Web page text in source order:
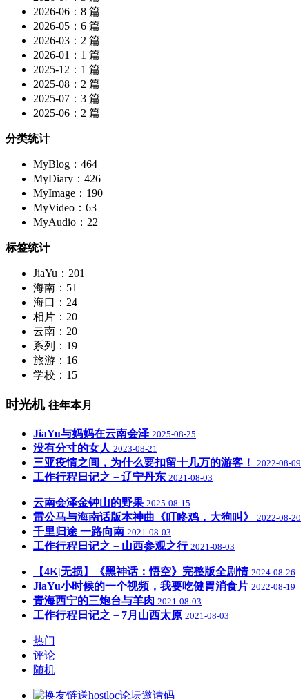
2026-06：8 篇
2026-05：6 篇
2026-03：2 篇
2026-01：1 篇
2025-12：1 篇
2025-08：2 篇
2025-07：3 篇
2025-06：2 篇
分类统计
MyBlog：464
MyDiary：426
MyImage：190
MyVideo：63
MyAudio：22
标签统计
JiaYu：201
海南：51
海口：24
相片：20
云南：20
系列：19
旅游：16
学校：15
时光机 往年本月
JiaYu与妈妈在云南会泽 2025-08-25
没有分寸的女人 2023-08-21
三亚疫情之间，为什么要扣留十几万的游客！ 2022-08-09
工作行程日记之－辽宁丹东 2021-08-03
云南会泽金钟山的野果 2025-08-15
雷公马与海南话版本神曲《叮咚鸡，大狗叫》 2022-08-20
千里归途 一路向南 2021-08-03
工作行程日记之－山西参观之行 2021-08-03
【4K|无损】《黑神话：悟空》完整版全剧情 2024-08-26
JiaYu小时候的一个视频，我要吃健胃消食片 2022-08-19
青海西宁的三炮台与羊肉 2021-08-03
工作行程日记之－7月山西太原 2021-08-03
热门
评论
随机